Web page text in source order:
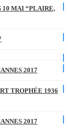
10 MAI “PLAIRE,
2017
TROPHÉE 1936
2017